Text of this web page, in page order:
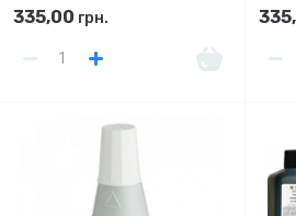
335,00 грн.